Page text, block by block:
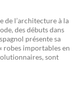
de l’architecture à la
des débuts dans
présente sa
robes importables en
sont